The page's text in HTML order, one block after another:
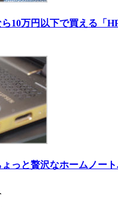
10万円以下で買える「
ょっと贅沢なホームノー